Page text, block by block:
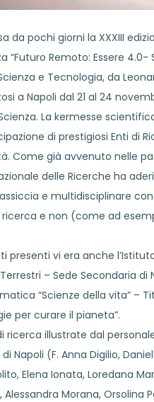
da pochi giorni la XXXIII
“Futuro Remoto: Essere 4.0-
e Tecnologia, da
a Napoli dal 21 al 24
La kermesse
di prestigiosi Enti di
Come già avvenuto nelle
delle Ricerche ha
e multidisciplinare
e non (come ad
presenti vi era anche
– Sede Secondaria di
“Scienze della vita” –
per curare il pianeta”.
ricerca illustrate dal
Napoli (F. Anna Digilio,
Elena Ionata, Loredana
Morana, Orsolina